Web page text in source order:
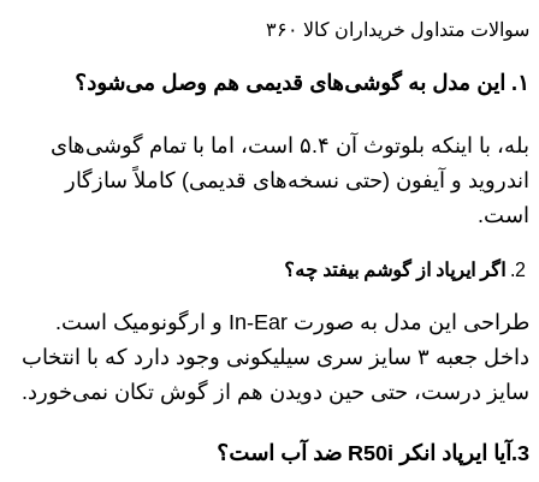
سوالات متداول خریداران کالا ۳۶۰
۱. این مدل به گوشی‌های قدیمی هم وصل می‌شود؟
بله، با اینکه بلوتوث آن ۵.۴ است، اما با تمام گوشی‌های
اندروید و آیفون (حتی نسخه‌های قدیمی) کاملاً سازگار
است.
اگر ایرپاد از گوشم بیفتد چه؟
طراحی این مدل به صورت In-Ear و ارگونومیک است.
داخل جعبه ۳ سایز سری سیلیکونی وجود دارد که با انتخاب
سایز درست، حتی حین دویدن هم از گوش تکان نمی‌خورد.
3. آیا ایرپاد انکر ضد آب است؟